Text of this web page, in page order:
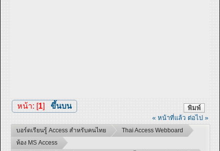
พิมพ์
หน้า: [1] ขึ้นบน
« หน้าที่แล้ว ต่อไป »
บอร์ดเรียนรู้ Access สำหรับคนไทย
Thai Access Webboard
ห้อง MS Access